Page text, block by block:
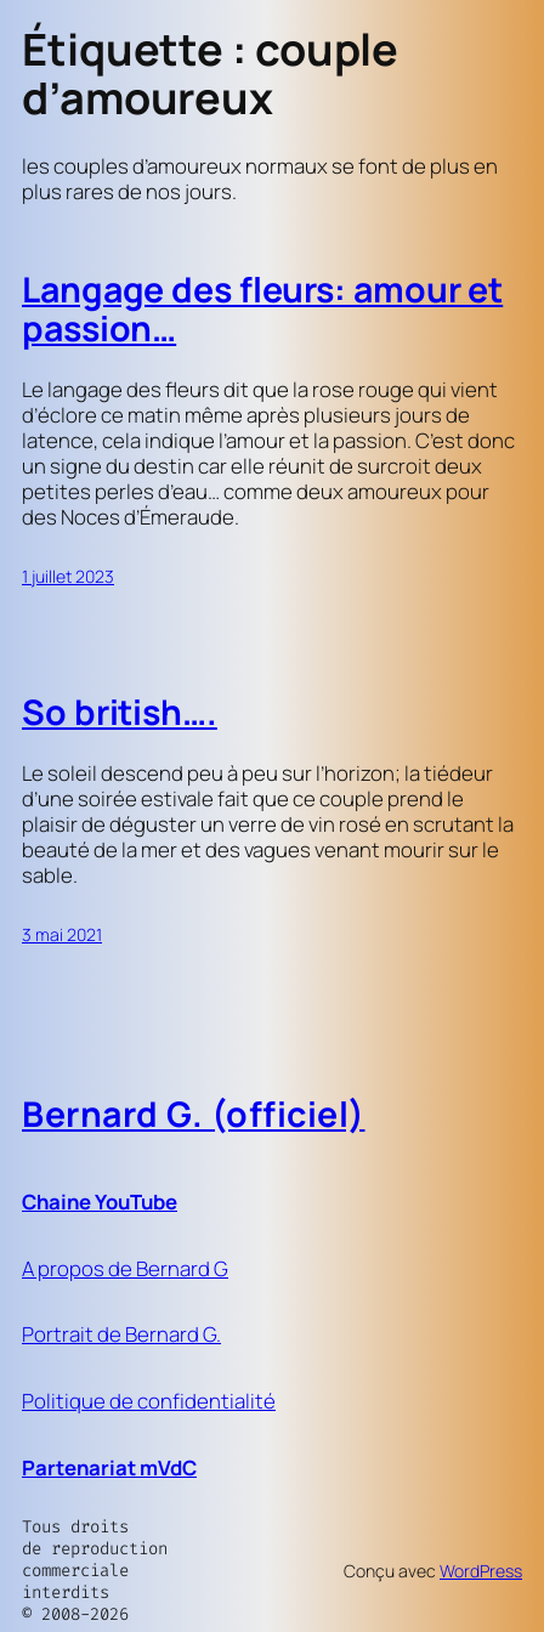
Étiquette : couple
d’amoureux
les couples d’amoureux normaux se font de plus en
plus rares de nos jours.
Langage des fleurs: amour et
passion…
Le langage des fleurs dit que la rose rouge qui vient
d’éclore ce matin même après plusieurs jours de
latence, cela indique l’amour et la passion. C’est donc
un signe du destin car elle réunit de surcroit deux
petites perles d’eau… comme deux amoureux pour
des Noces d’Émeraude.
1 juillet 2023
So british….
Le soleil descend peu à peu sur l’horizon; la tiédeur
d’une soirée estivale fait que ce couple prend le
plaisir de déguster un verre de vin rosé en scrutant la
beauté de la mer et des vagues venant mourir sur le
sable.
3 mai 2021
Bernard G. (officiel)
Chaine YouTube
A propos de Bernard G
Portrait de Bernard G.
Politique de confidentialité
Partenariat mVdC
Tous droits
de reproduction
commerciale
interdits
© 2008-2026
Conçu avec WordPress